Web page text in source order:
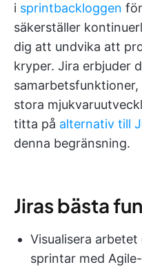
i sprintbackloggen
säkerställer
dig att undvika att
kryper. Jira erbjuder
stora
titta på alternativ till
denna begränsning.
Jiras bästa
Visualisera
sprintar med